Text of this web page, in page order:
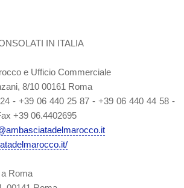
IN ITALIA
e Ufficio Commerciale
8/10 00161 Roma
- +39 06 440 25 87 - +39 06 440 44 58 -
+39 06.4402695
Roma